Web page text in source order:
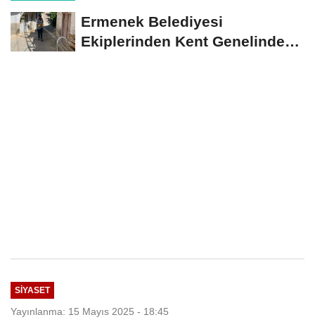
Ermenek Belediyesi
Ekiplerinden Kent Genelinde
SIYASET
Yayınlanma: 15 Mayıs 2025 - 18:45